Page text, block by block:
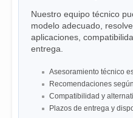
Nuestro equipo técnico
modelo adecuado,
aplicaciones,
entrega.
Asesoramiento técnico
Recomendaciones
Compatibilidad y
Plazos de entrega y